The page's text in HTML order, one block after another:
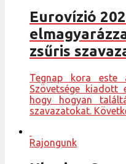
Eurovízió
zsűris
Tegnap kora este
Szövetsége kiadott
hogy hogyan
szavazatokat.
Rajongunk